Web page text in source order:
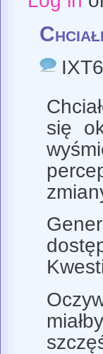
się